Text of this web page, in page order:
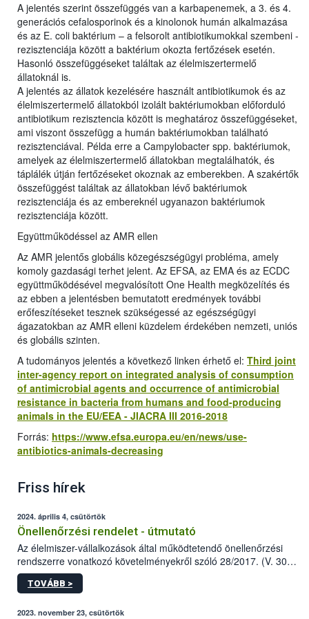
A jelentés szerint összefüggés van a karbapenemek, a 3. és 4.
generációs cefalosporinok és a kinolonok humán alkalmazása
és az E. coli baktérium – a felsorolt antibiotikumokkal szembeni -
rezisztenciája között a baktérium okozta fertőzések esetén.
Hasonló összefüggéseket találtak az élelmiszertermelő
állatoknál is.
A jelentés az állatok kezelésére használt antibiotikumok és az
élelmiszertermelő állatokból izolált baktériumokban előforduló
antibiotikum rezisztencia között is meghatároz összefüggéseket,
ami viszont összefügg a humán baktériumokban található
rezisztenciával. Példa erre a Campylobacter spp. baktériumok,
amelyek az élelmiszertermelő állatokban megtalálhatók, és
táplálék útján fertőzéseket okoznak az emberekben. A szakértők
összefüggést találtak az állatokban lévő baktériumok
rezisztenciája és az embereknél ugyanazon baktériumok
rezisztenciája között.
Együttműködéssel az AMR ellen
Az AMR jelentős globális közegészségügyi probléma, amely
komoly gazdasági terhet jelent. Az EFSA, az EMA és az ECDC
együttműködésével megvalósított One Health megközelítés és
az ebben a jelentésben bemutatott eredmények további
erőfeszítéseket tesznek szükségessé az egészségügyi
ágazatokban az AMR elleni küzdelem érdekében nemzeti, uniós
és globális szinten.
A tudományos jelentés a következő linken érhető el: Third joint
inter-agency report on integrated analysis of consumption
of antimicrobial agents and occurrence of antimicrobial
resistance in bacteria from humans and food-producing
animals in the EU/EEA - JIACRA III 2016-2018
Forrás: https://www.efsa.europa.eu/en/news/use-
antibiotics-animals-decreasing
Friss hírek
2024. április 4, csütörtök
Önellenőrzési rendelet - útmutató
Az élelmiszer-vállalkozások által működtetendő önellenőrzési
rendszerre vonatkozó követelményekről szóló 28/2017. (V. 30.)
FM rendelet (a továbbiakban: rendelet) 2023 novemberi
módosítása komoly változást jelent a közép- és
TOVÁBB >
2023. november 23, csütörtök